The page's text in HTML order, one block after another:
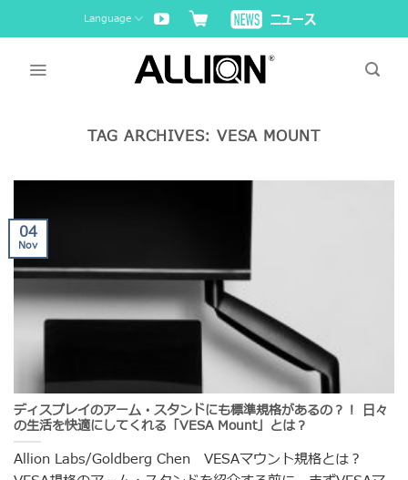
to
Language
TAG ARCHIVES:VESA MOUNT
ディスプレイのアーム・スタンドにも標準規格があるの？！ 日々
の生活を快適にしてくれる「VESA Mount」とは？
Allion Labs/Goldberg Chen VESAマウント規格とは？
04
Nov